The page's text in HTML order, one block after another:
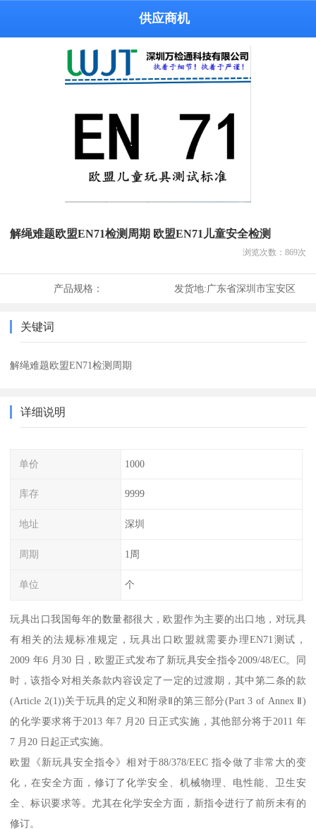
供应商机
解绳难题欧盟EN71检测周期 欧盟EN71儿童安全检测
浏览次数： 869次
产品规格： 发货地:广东省深圳市宝安区
关键词
解绳难题欧盟EN71检测周期
详细说明
单价 1000
库存 9999
地址 深圳
周期 1周
单位 个
玩具出口我国每年的数量都很大，欧盟作为主要的出口地，对玩具
有相关的法规标准规定，玩具出口欧盟就需要办理EN71测试，
2009 年6 月30 日，欧盟正式发布了新玩具安全指令2009/48/EC。同
时，该指令对相关条款内容设定了一定的过渡期，其中第二条的款
(Article 2(1))关于玩具的定义和附录Ⅱ的第三部分(Part 3 of Annex Ⅱ)
的化学要求将于2013 年7 月20 日正式实施，其他部分将于2011 年
7 月20 日起正式实施。
欧盟《新玩具安全指令》相对于88/378/EEC 指令做了非常大的变
化，在安全方面，修订了化学安全、机械物理、电性能、卫生安
全、标识要求等。尤其在化学安全方面，新指令进行了前所未有的
修订。